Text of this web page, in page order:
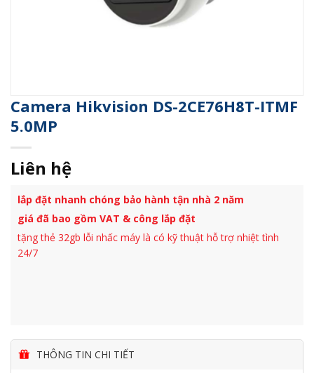
Camera Hikvision DS-2CE76H8T-ITMF
5.0MP
Liên hệ
lắp đặt nhanh chóng bảo hành tận nhà 2 năm
giá đã bao gồm VAT & công lắp đặt
tặng thẻ 32gb lỗi nhấc máy là có kỹ thuật hỗ trợ nhiệt tình
24/7
THÔNG TIN CHI TIẾT